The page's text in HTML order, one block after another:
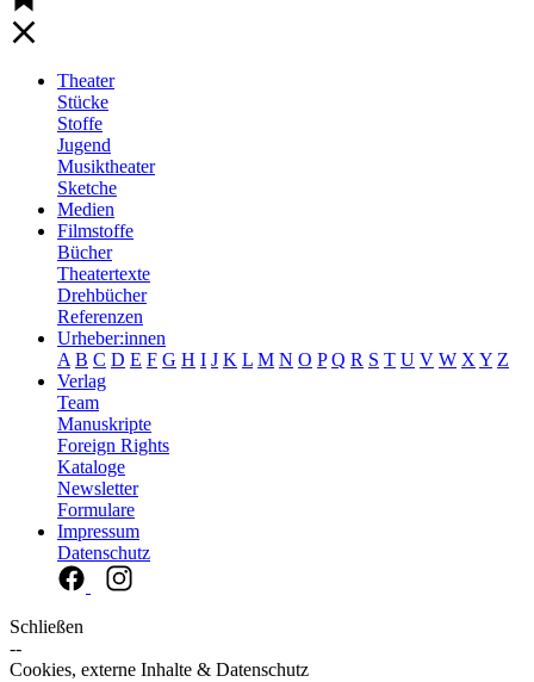
Theater
Stücke
Stoffe
Jugend
Musiktheater
Sketche
Medien
Filmstoffe
Bücher
Theatertexte
Drehbücher
Referenzen
Urheber:innen
A B C D E F G H I J K L M N O P Q R S T U V W X Y Z
Verlag
Team
Manuskripte
Foreign Rights
Kataloge
Newsletter
Formulare
Impressum
Datenschutz
Schließen
--
Cookies, externe Inhalte & Datenschutz